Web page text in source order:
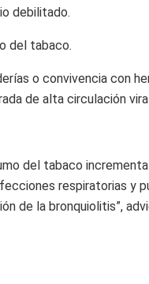
debilitado.
del tabaco.
o convivencia con
de alta circulación
del tabaco
respiratorias y
de la bronquiolitis”,